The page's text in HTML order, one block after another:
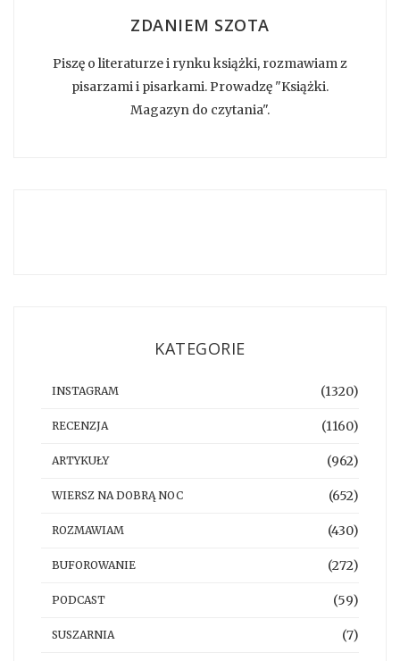
ZDANIEM SZOTA
Piszę o literaturze i rynku książki, rozmawiam z
pisarzami i pisarkami. Prowadzę "Książki.
Magazyn do czytania".
KATEGORIE
INSTAGRAM (1320)
RECENZJA (1160)
ARTYKUŁY (962)
WIERSZ NA DOBRĄ NOC (652)
ROZMAWIAM (430)
BUFOROWANIE (272)
PODCAST (59)
SUSZARNIA (7)